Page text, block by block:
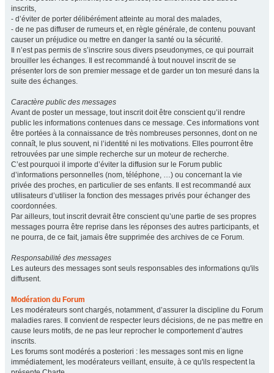
inscrits,
- d’éviter de porter délibérément atteinte au moral des malades,
- de ne pas diffuser de rumeurs et, en règle générale, de contenu pouvant
causer un préjudice ou mettre en danger la santé ou la sécurité.
Il n’est pas permis de s’inscrire sous divers pseudonymes, ce qui pourrait
brouiller les échanges. Il est recommandé à tout nouvel inscrit de se
présenter lors de son premier message et de garder un ton mesuré dans la
suite des échanges.
Caractère public des messages
Avant de poster un message, tout inscrit doit être conscient qu’il rendre
public les informations contenues dans ce message. Ces informations vont
être portées à la connaissance de très nombreuses personnes, dont on ne
connaît, le plus souvent, ni l’identité ni les motivations. Elles pourront être
retrouvées par une simple recherche sur un moteur de recherche.
C’est pourquoi il importe d’éviter la diffusion sur le Forum public
d’informations personnelles (nom, téléphone, …) ou concernant la vie
privée des proches, en particulier de ses enfants. Il est recommandé aux
utilisateurs d’utiliser la fonction des messages privés pour échanger des
coordonnées.
Par ailleurs, tout inscrit devrait être conscient qu’une partie de ses propres
messages pourra être reprise dans les réponses des autres participants, et
ne pourra, de ce fait, jamais être supprimée des archives de ce Forum.
Responsabilité des messages
Les auteurs des messages sont seuls responsables des informations qu'ils
diffusent.
Modération du Forum
Les modérateurs sont chargés, notamment, d’assurer la discipline du Forum
maladies rares. Il convient de respecter leurs décisions, de ne pas mettre en
cause leurs motifs, de ne pas leur reprocher le comportement d’autres
inscrits.
Les forums sont modérés a posteriori : les messages sont mis en ligne
immédiatement, les modérateurs veillant, ensuite, à ce qu'ils respectent la